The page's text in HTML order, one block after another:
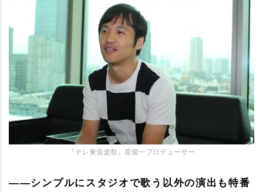
『テレ東音楽祭』星俊一プロデューサー
――シンプルにスタジオで歌う以外の演出も特番